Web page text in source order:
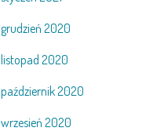
grudzień 2020
listopad 2020
październik 2020
wrzesień 2020